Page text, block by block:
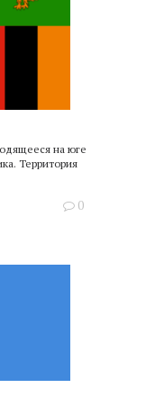
на юге
Территория
0